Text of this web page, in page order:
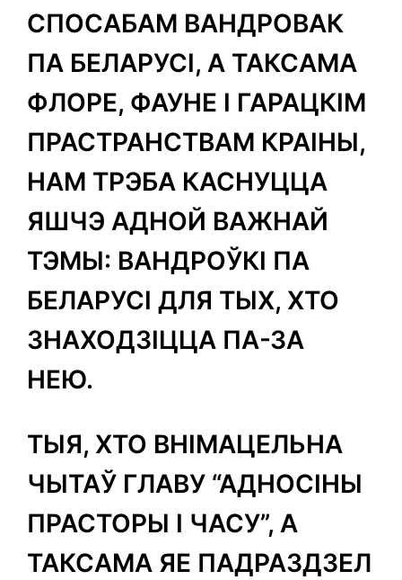
СПОСАБАМ ВАНДРОВАК
ПА БЕЛАРУСІ, А ТАКСАМА
ФЛОРЕ, ФАУНЕ І ГАРАЦКІМ
ПРАСТРАНСТВАМ КРАІНЫ,
НАМ ТРЭБА КАСНУЦЦА
ЯШЧЭ АДНОЙ ВАЖНАЙ
ТЭМЫ: ВАНДРОЎКІ ПА
БЕЛАРУСІ ДЛЯ ТЫХ, ХТО
ЗНАХОДЗІЦЦА ПА-ЗА
НЕЮ.
ТЫЯ, ХТО ВНІМАЦЕЛЬНА
ЧЫТАЎ ГЛАВУ “АДНОСІНЫ
ПРАСТОРЫ І ЧАСУ”, А
ТАКСАМА ЯЕ ПАДРАЗДЗЕЛ